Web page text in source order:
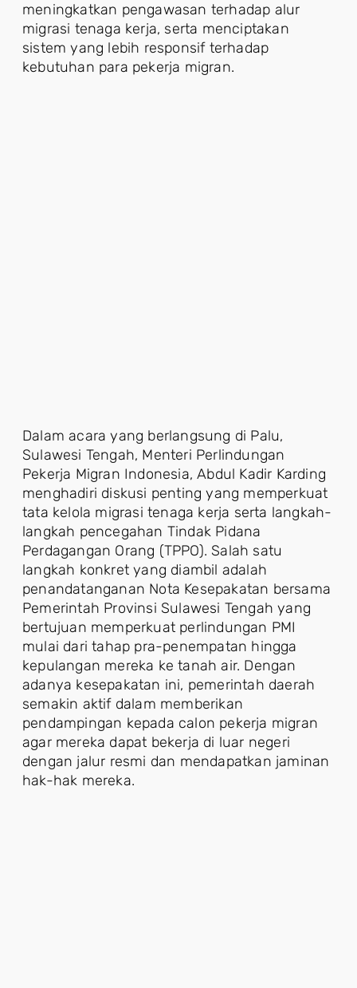
meningkatkan pengawasan terhadap alur
migrasi tenaga kerja, serta menciptakan
sistem yang lebih responsif terhadap
kebutuhan para pekerja migran.
Dalam acara yang berlangsung di Palu,
Sulawesi Tengah, Menteri Perlindungan
Pekerja Migran Indonesia, Abdul Kadir Karding
menghadiri diskusi penting yang memperkuat
tata kelola migrasi tenaga kerja serta langkah-
langkah pencegahan Tindak Pidana
Perdagangan Orang (TPPO). Salah satu
langkah konkret yang diambil adalah
penandatanganan Nota Kesepakatan bersama
Pemerintah Provinsi Sulawesi Tengah yang
bertujuan memperkuat perlindungan PMI
mulai dari tahap pra-penempatan hingga
kepulangan mereka ke tanah air. Dengan
adanya kesepakatan ini, pemerintah daerah
semakin aktif dalam memberikan
pendampingan kepada calon pekerja migran
agar mereka dapat bekerja di luar negeri
dengan jalur resmi dan mendapatkan jaminan
hak-hak mereka.